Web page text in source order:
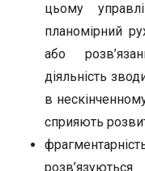
цьому
планомірний
або
діяльність
в
сприяють